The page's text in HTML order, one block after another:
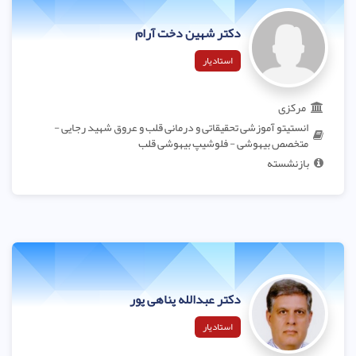
دکتر شهین دخت آرام
استادیار
مرکزی
انستیتو آموزشی تحقیقاتی و درمانی قلب و عروق شهید رجایی -
متخصص بیهوشی - فلوشیپ بیهوشی قلب
بازنشسته
دکتر عبدالله پناهی پور
استادیار